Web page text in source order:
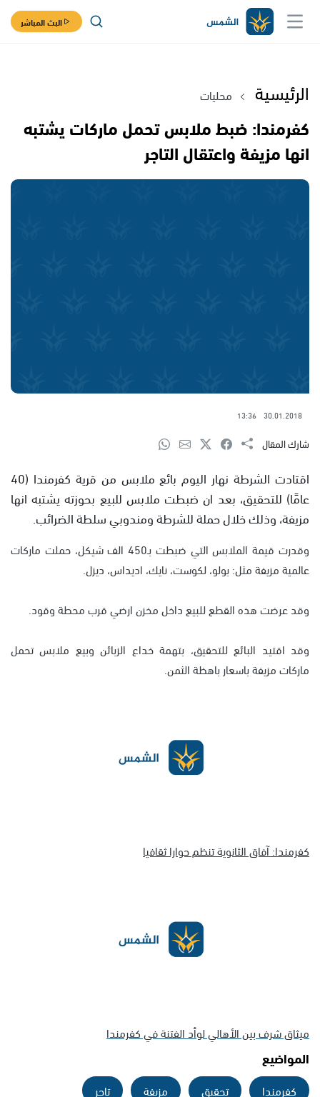
البث المباشر
الرئيسية محليات
كفرمندا: ضبط ملابس تحمل ماركات يشتبه
انها مزيفة واعتقال التاجر
30.01.2018
13:36
شارك المقال
اقتادت الشرطة نهار اليوم بائع ملابس من قرية كفرمندا (40
عامًا) للتحقيق، بعد ان ضبطت ملابس للبيع بحوزته يشتبه انها
مزيفة، وذلك خلال حملة للشرطة ومندوبي سلطة الضرائب.
وقدرت قيمة الملابس التي ضبطت بـ450 الف شيكل، حملت ماركات
عالمية مزيفة مثل: بولو، لكوست، نايك، اديداس، ديزل.
وقد عرضت هذه القطع للبيع داخل مخزن ارضي قرب محطة وقود.
وقد اقتيد البائع للتحقيق، بتهمة خداع الزبائن وبيع ملابس تحمل
ماركات مزيفة باسعار باهظة الثمن.
كفرمندا: آفاق الثانوية تنظم حوارا ثقافيا
ميثاق شرف بين الأهالي لوأد الفتنة في كفرمندا
المواضيع
كفرمندا تحقيق مزيفة تاجر